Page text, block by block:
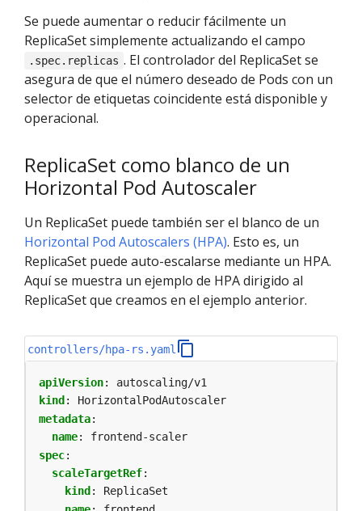
Se puede aumentar o reducir fácilmente un
ReplicaSet simplemente actualizando el campo
.spec.replicas . El controlador del ReplicaSet se
asegura de que el número deseado de Pods con un
selector de etiquetas coincidente está disponible y
operacional.
ReplicaSet como blanco de un
Horizontal Pod Autoscaler
Un ReplicaSet puede también ser el blanco de un
Horizontal Pod Autoscalers (HPA). Esto es, un
ReplicaSet puede auto-escalarse mediante un HPA.
Aquí se muestra un ejemplo de HPA dirigido al
ReplicaSet que creamos en el ejemplo anterior.
controllers/hpa-rs.yaml
apiVersion:
autoscaling/v1
kind :
HorizontalPodAutoscaler
metadata:
name:
frontend-scaler
spec:
scaleTargetRef:
kind :
ReplicaSet